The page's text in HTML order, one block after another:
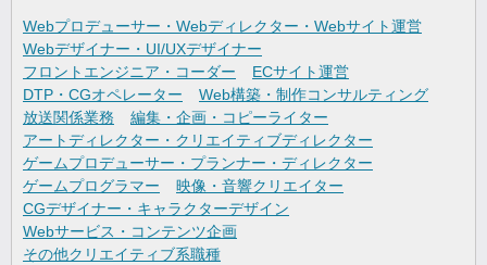
Webプロデューサー・Webディレクター・Webサイト運営
Webデザイナー・UI/UXデザイナー
フロントエンジニア・コーダー
ECサイト運営
DTP・CGオペレーター
Web構築・制作コンサルティング
放送関係業務
編集・企画・コピーライター
アートディレクター・クリエイティブディレクター
ゲームプロデューサー・プランナー・ディレクター
ゲームプログラマー
映像・音響クリエイター
CGデザイナー・キャラクターデザイン
Webサービス・コンテンツ企画
その他クリエイティブ系職種